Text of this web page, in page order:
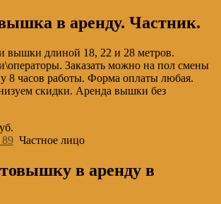
в аренду. Частник.
вышки длиной 18, 22 и 28 метров.
Заказать можно на пол смены
8 часов работы. Форма оплаты любая.
скидки. Аренда вышки без
89 Частное лицо
в аренду в